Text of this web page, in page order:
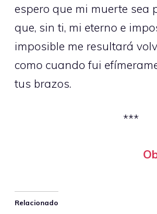
espero que mi muerte sea
que, sin ti, mi eterno e
imposible me resultará
como cuando fui
tus brazos.
***
Relacionado